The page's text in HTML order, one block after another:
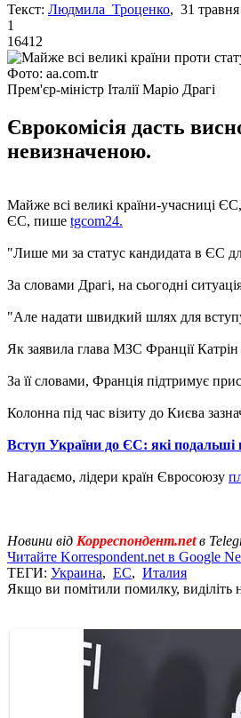
Текст: Людмила Троценко, 31
1
16412
Фото: aa.com.tr
Прем'єр-міністр Італії Маріо Драгі
Єврокомісія дасть
невизначеною.
Майже всі великі країни-учасниці ЄС,
ЄС, пише tgcom24.
"Лише ми за статус кандидата в ЄС
За словами Драгі, на сьогодні
"Але надати швидкий шлях для вступу
Як заявила глава МЗС Франції
За її словами, Франція підтримує
Колонна під час візиту до Києва
Вступ України до ЄС: які подальші
Нагадаємо, лідери країн Євросоюзу
Новини від Корреспондент.netв
Читайте Korrespondent.net в Google
ТЕГИ: Украина, ЕС, Италия
Якщо ви помітили помилку, виділіть